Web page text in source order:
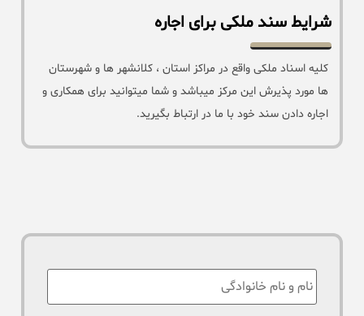
شرایط سند ملکی برای اجاره
کلیه اسناد ملکی واقع در مراکز استان ، کلانشهر ها و شهرستان
ها مورد پذیرش این مرکز میباشد و شما میتوانید برای همکاری و
اجاره دادن سند خود با ما در ارتباط بگیرید.
نام